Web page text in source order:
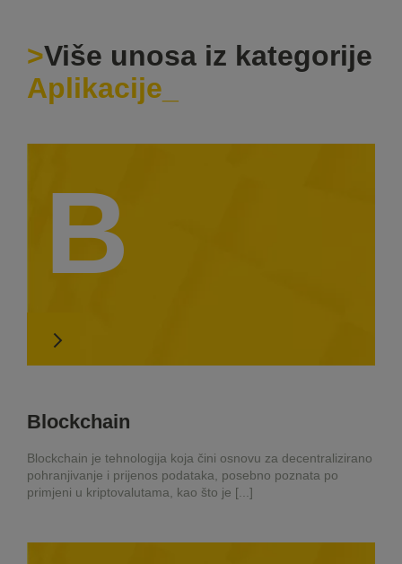
Više unosa iz kategorije
Aplikacije
B
Blockchain
Blockchain je tehnologija koja čini osnovu za decentralizirano
pohranjivanje i prijenos podataka, posebno poznata po
primjeni u kriptovalutama, kao što je [...]